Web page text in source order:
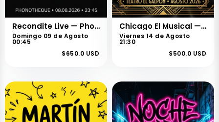
Recondite Live — Phonotheque Sessions
Domingo 09 de Agosto
00:45
$650.0 USD
Chicago El Musical — Temporada Montevideo
Viernes 14 de Agosto
21:30
$500.0 USD